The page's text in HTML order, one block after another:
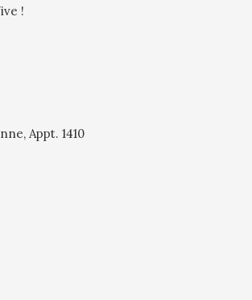
!
Appt. 1410